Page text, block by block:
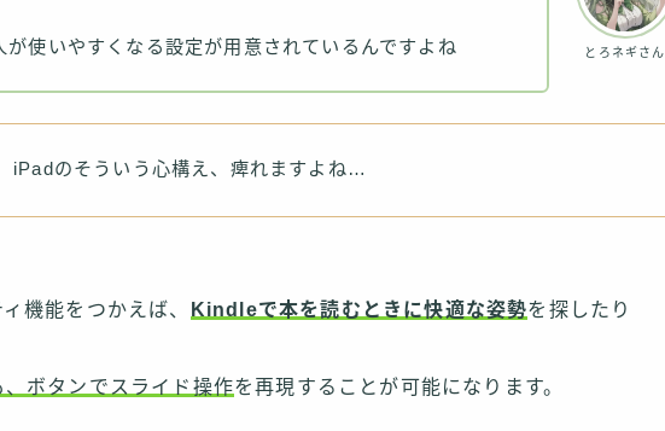
とろネギさん
が使いやすくなる設定が用意されているんですよね
iPadのそういう心構え、痺れますよね…
機能をつかえば、 Kindleで本を読むときに快適な姿勢を探したり
ボタンでスライド操作を再現することが可能になります。